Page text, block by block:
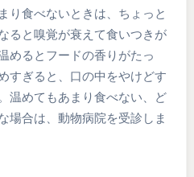
り食べないときは、ちょっと
ると嗅覚が衰えて食いつきが
めるとフードの香りがたっ
すぎると、口の中をやけどす
温めてもあまり食べない、ど
場合は、動物病院を受診しま